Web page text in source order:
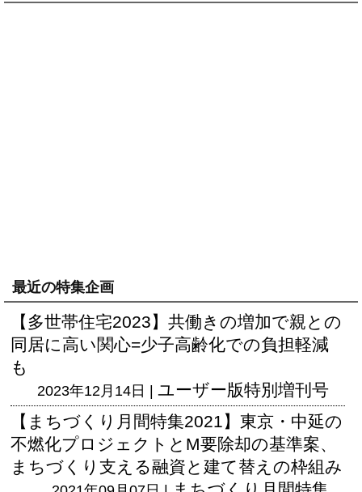
最近の特集企画
【多世帯住宅2023】共働きの増加で親との
同居に高い関心=少子高齢化での負担軽減
も
2023年12月14日 | ユーザー版特別増刊号
【まちづくり月間特集2021】東京・中延の
不燃化プロジェクトとM要除却の基準案、
まちづくり支える融資と建て替えの枠組み